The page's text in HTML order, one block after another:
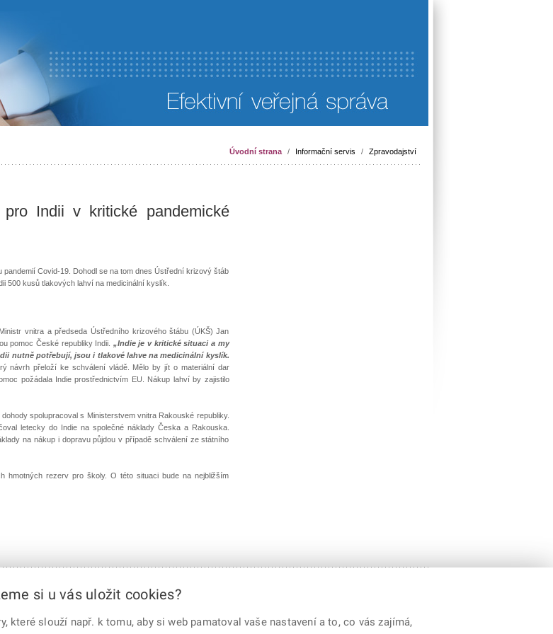
Úvodní strana / Informační servis / Zpravodajství
Indii v kritické pandemické
Covid-19. Dohodl se na tom dnes Ústřední krizový štáb
500 kusů tlakových lahví na medicinální kyslík.
vnitra a předseda Ústředního krizového štábu (ÚKŠ) Jan
pomoc České republiky Indii. „Indie je v kritické situaci a my
nutně potřebují, jsou i tlakové lahve na medicinální kyslík.
návrh přeloží ke schválení vládě. Mělo by jít o materiální dar
požádala Indie prostřednictvím EU. Nákup lahví by zajistilo
spolupracoval s Ministerstvem vnitra Rakouské republiky.
letecky do Indie na společné náklady Česka a Rakouska.
na nákup i dopravu půjdou v případě schválení ze státního
hmotných rezerv pro školy. O této situaci bude na nejbližším
si u vás uložit cookies?
které slouží např. k tomu, aby si web pamatoval vaše nastavení a to, co vás zajímá,